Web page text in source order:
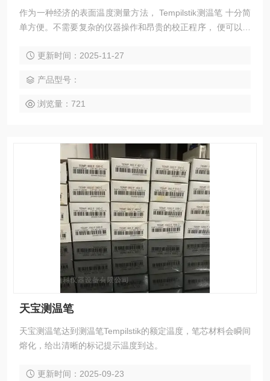
作为一种经济的表面温度测量方法， Tempilstik测温笔 十分简
单方便。不需要复杂的仪器操作和昂贵的校正程序， 便可以提
有超过 100 种额定温度可供选择。特别的防滑金属笔杆，使用
最关键的工作，并符合 AWS D1.1 和其他焊接规范/规格的预
更新时间：2025-11-27
产品型号：
浏览量：721
天宝测温笔
天宝测温笔达到测温笔Tempilstik的额定温度，笔芯材料会瞬间
熔化，给出清晰的标记提示温度到达。
更新时间：2025-09-23